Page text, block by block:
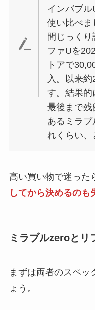
インバブ
使い比べま
間じっく
ファUを
トアで
入。以来
す。結果的
最後まで
あるミラ
れくらい、
高い買い物で迷った
してから決めるのも
ミラブルzeroとリ
まずは両者のスペッ
ょう。